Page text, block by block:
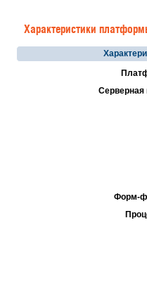
Характеристики
Серверная
Форм-